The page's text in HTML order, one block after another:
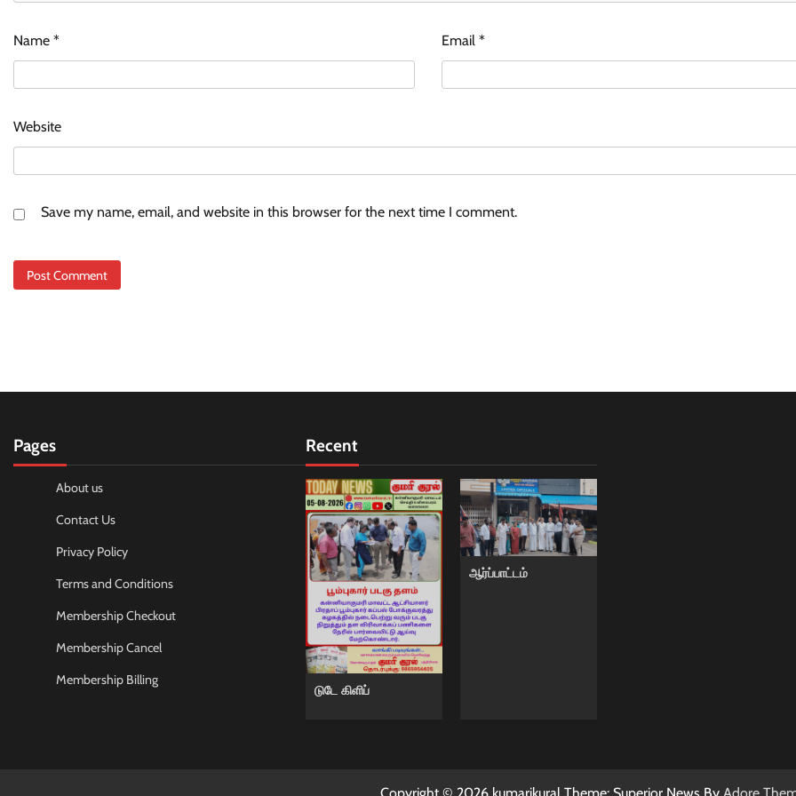
Name * Email*
Website
Save my name, email, and website in this browser for the next time I comment.
Pages
About us
Contact Us
Privacy Policy
Terms and Conditions
Membership Checkout
Membership Cancel
Membership Billing
Recent
டுடே கிளிப்
ஆர்ப்பாட்டம்